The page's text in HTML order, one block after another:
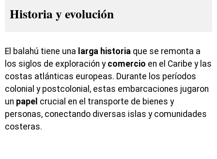
Historia y evolución
El balahú tiene una larga historia que se remonta a
los siglos de exploración y comercio en el Caribe y las
costas atlánticas europeas. Durante los períodos
colonial y postcolonial, estas embarcaciones jugaron
un papel crucial en el transporte de bienes y
personas, conectando diversas islas y comunidades
costeras.